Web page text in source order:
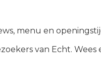
menu en
van Echt. Wees